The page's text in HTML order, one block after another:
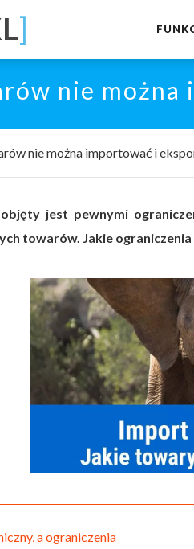
]
nie można
nie można importować i
jest pewnymi
towarów. Jakie
a ograniczenia